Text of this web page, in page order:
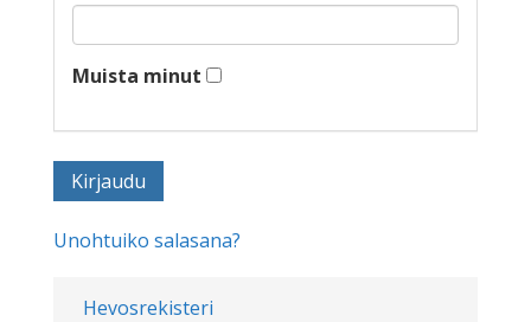
Hevosrekisteri
Muista minut
Unohtuiko salasana?